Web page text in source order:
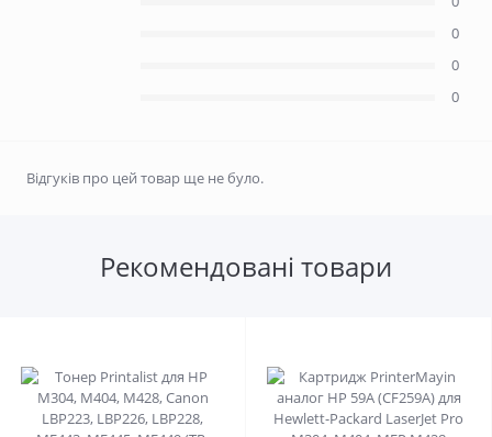
0
0
0
Відгуків про цей товар ще не було.
Рекомендовані товари